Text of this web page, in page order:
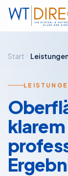
Zum Inhalt springen
Start
klarem